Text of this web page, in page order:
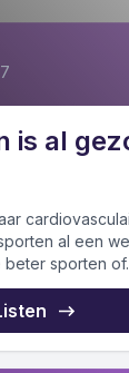
is al
al een
beter sporten